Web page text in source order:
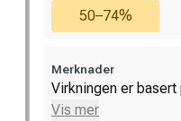
50–74%
Merknader
Virkningen er basert
Vis mer